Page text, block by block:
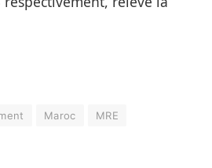
Maroc
MRE